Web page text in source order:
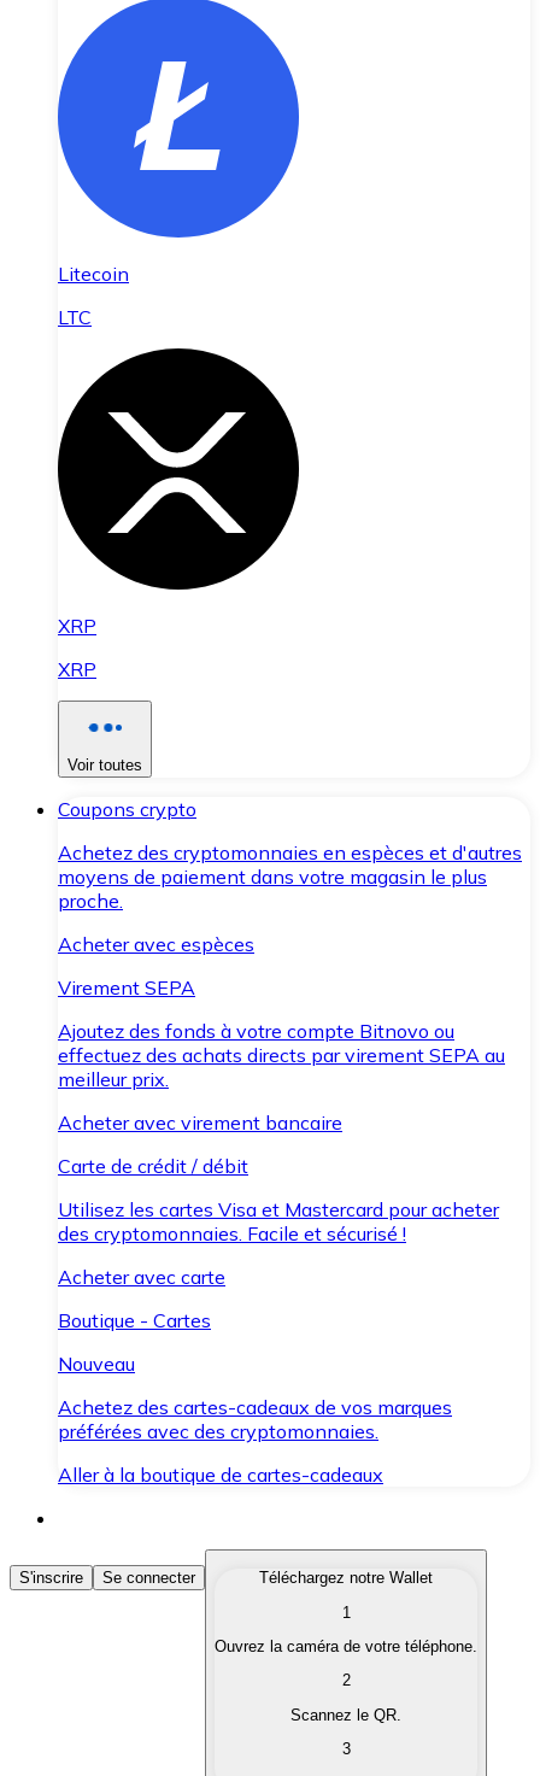
Litecoin
LTC
XRP
XRP
Voir toutes
Coupons crypto
Achetez des cryptomonnaies en espèces et d'autres
moyens de paiement dans votre magasin le plus
proche.
Acheter avec espèces
Virement SEPA
Ajoutez des fonds à votre compte Bitnovo ou
effectuez des achats directs par virement SEPA au
meilleur prix.
Acheter avec virement bancaire
Carte de crédit / débit
Utilisez les cartes Visa et Mastercard pour acheter
des cryptomonnaies. Facile et sécurisé !
Acheter avec carte
Boutique - Cartes
Nouveau
Achetez des cartes-cadeaux de vos marques
préférées avec des cryptomonnaies.
Aller à la boutique de cartes-cadeaux
Acheter des Cryptomonnaies
Achetez les cryptomonnaies qui vous intéressent
Convertissez vos cryptomonnaies en monnaie
S'inscrire Se connecter
Téléchargez notre Wallet
1
Ouvrez la caméra de votre téléphone.
2
Scannez le QR.
3